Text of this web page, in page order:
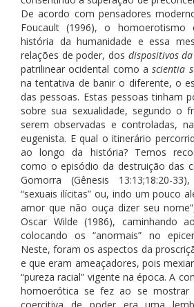
De acordo com pensadores
Foucault (1996), o homoerotismo
história da humanidade e essa
relações de poder, dos dispositivos
patrilinear ocidental como ascientia
na tentativa de banir o diferente, o
das pessoas. Estas pessoas tinham
sobre sua sexualidade, segundo o
serem observadas e controladas,
eugenista. E qual o itinerário
ao longo da história? Temos
como o episódio da destruição das
Gomorra (Gênesis 13:13;18:20-
“sexuais ilícitas” ou, indo um pouco
amor que não ouça dizer seu
Oscar Wilde (1986), caminhando
colocando os “anormais” no
Neste, foram os aspectos da
e que eram ameaçadores, pois
“pureza racial” vigente na época. A
homoerótica se fez ao se mostrar